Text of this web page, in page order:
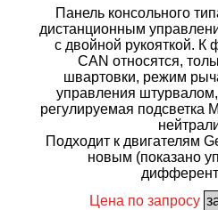
Панель консольного
дистанционным
с двойной рукояткой. К
CAN относятся,
швартовки, режим
управления
регулируемая подсветка
Подходит к двигателям
новым (показано
Цена по запросу